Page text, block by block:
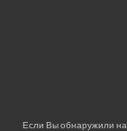
Если Вы обнаружили